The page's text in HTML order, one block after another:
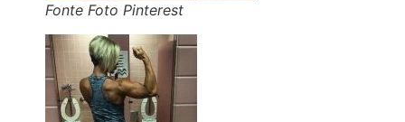
Fonte Foto Pinterest